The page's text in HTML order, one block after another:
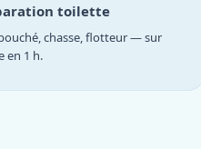
toilette
chasse, flotteur — sur
en 1 h.